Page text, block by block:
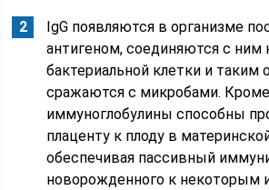
IgG появляются в организме
антигеном, соединяются с ним
бактериальной клетки и таким
сражаются с микробами.
иммуноглобулины способны
плаценту к плоду в
обеспечивая пассивный
новорожденного к некоторым